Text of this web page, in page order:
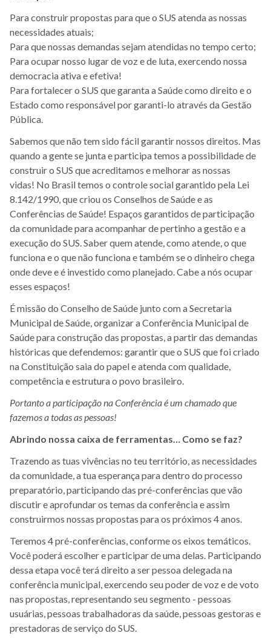
Para construir propostas para que o SUS atenda as nossas
necessidades atuais;
Para que nossas demandas sejam atendidas no tempo certo;
Para ocupar nosso lugar de voz e de luta, exercendo nossa
democracia ativa e efetiva!
Para fortalecer o SUS que garanta a Saúde como direito e o
Estado como responsável por garanti-lo através da Gestão
Pública.
Sabemos que não tem sido fácil garantir nossos direitos. Mas
quando a gente se junta e participa temos a possibilidade de
construir o SUS que acreditamos e melhorar as nossas
vidas! No Brasil temos o controle social garantido pela Lei
8.142/1990, que criou os Conselhos de Saúde e as
Conferências de Saúde! Espaços garantidos de participação
da comunidade para acompanhar de pertinho a gestão e a
execução do SUS. Saber quem atende, como atende, o que
funciona e o que não funciona e também se o dinheiro chega
onde deve e é investido como planejado. Cabe a nós ocupar
esses espaços!
É missão do Conselho de Saúde junto com a Secretaria
Municipal de Saúde, organizar a Conferência Municipal de
Saúde para construção das propostas, a partir das demandas
históricas que defendemos: garantir que o SUS que foi criado
na Constituição saia do papel e atenda com qualidade,
competência e estrutura o povo brasileiro.
Portanto a participação na Conferência é um chamado que
fazemos a todas as pessoas!
Abrindo nossa caixa de ferramentas… Como se faz?
Trazendo as tuas vivências no teu território, as necessidades
da comunidade, a tua esperança para dentro do processo
preparatório, participando das pré-conferências que vão
discutir e aprofundar os temas da conferência e assim
construirmos nossas propostas para os próximos 4 anos.
Teremos 4 pré-conferências, conforme os eixos temáticos.
Você poderá escolher e participar de uma delas. Participando
dessa etapa você terá direito a ser pessoa delegada na
conferência municipal, exercendo seu poder de voz e de voto
nas propostas, representando seu segmento - pessoas
usuárias, pessoas trabalhadoras da saúde, pessoas gestoras e
prestadoras de serviço do SUS.